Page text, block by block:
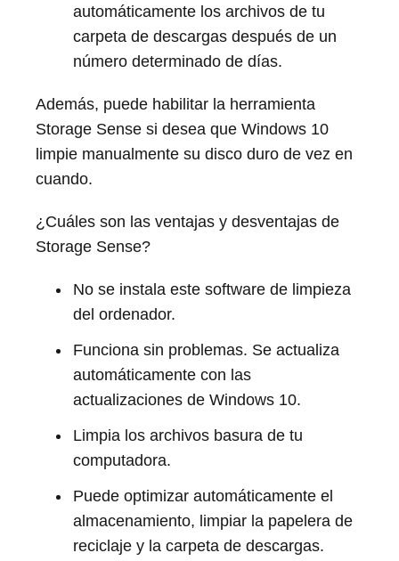
automáticamente los archivos de tu
carpeta de descargas después de un
número determinado de días.
Además, puede habilitar la herramienta
Storage Sense si desea que Windows 10
limpie manualmente su disco duro de vez en
cuando.
¿Cuáles son las ventajas y desventajas de
Storage Sense?
No se instala este software de limpieza
del ordenador.
Funciona sin problemas. Se actualiza
automáticamente con las
actualizaciones de Windows 10.
Limpia los archivos basura de tu
computadora.
Puede optimizar automáticamente el
almacenamiento, limpiar la papelera de
reciclaje y la carpeta de descargas.